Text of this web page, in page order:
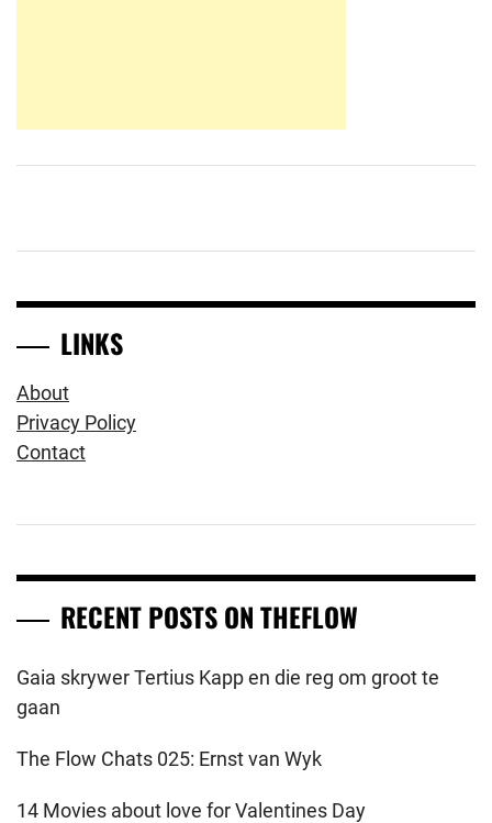
LINKS
About
Privacy Policy
Contact
RECENT POSTS ON THEFLOW
Gaia skrywer Tertius Kapp en die reg om groot te
gaan
The Flow Chats 025: Ernst van Wyk
14 Movies about love for Valentines Day